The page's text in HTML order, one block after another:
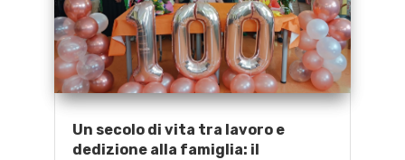
Un secolo di vita tra lavoro e
dedizione alla famiglia: il